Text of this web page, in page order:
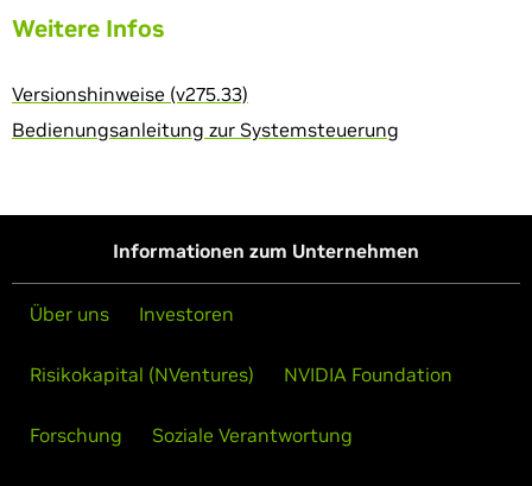
Weitere Infos
Versionshinweise (v275.33)
Bedienungsanleitung zur Systemsteuerung
Informationen zum Unternehmen
Über uns Investoren
Risikokapital (NVentures) NVIDIA Foundation
Forschung Soziale Verantwortung